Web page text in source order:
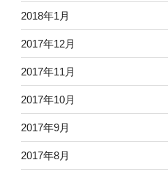
2018年1月
2017年12月
2017年11月
2017年10月
2017年9月
2017年8月